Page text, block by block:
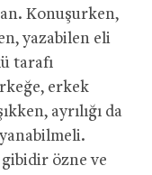
Konuşurken,
yazabilen eli
tarafı
erkek
ayrılığı da
özne ve